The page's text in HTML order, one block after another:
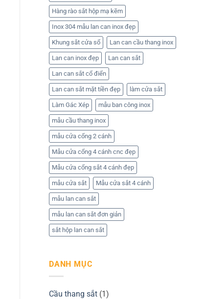
Hàng rào sắt hộp mạ kẽm
Inox 304 mẫu lan can inox đẹp
Khung sắt cửa sổ Lan can cầu thang inox
Lan can inox đẹp Lan can sắt
Lan can sắt cổ điển
Lan can sắt mặt tiền đẹp làm cửa sắt
Làm Gác Xép mẫu ban công inox
mẫu cầu thang inox
mẫu cửa cổng 2 cánh
Mẫu cửa cổng 4 cánh cnc đẹp
Mẫu cửa cổng sắt 4 cánh đẹp
mẫu cửa sắt Mẫu cửa sắt 4 cánh
mẫu lan can sắt
mẫu lan can sắt đơn giản
sắt hộp lan can sắt
DANH MỤC
Cầu thang sắt (1)